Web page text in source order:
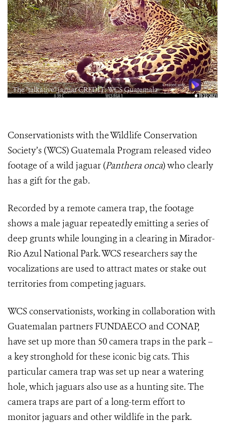
The "talkative" jaguar CREDIT: WCS Guatemala
Conservationists with the Wildlife Conservation
Society’s (WCS) Guatemala Program released video
footage of a wild jaguar (Panthera onca) who clearly
has a gift for the gab.
Recorded by a remote camera trap, the footage
shows a male jaguar repeatedly emitting a series of
deep grunts while lounging in a clearing in Mirador-
Rio Azul National Park. WCS researchers say the
vocalizations are used to attract mates or stake out
territories from competing jaguars.
WCS conservationists, working in collaboration with
Guatemalan partners FUNDAECO and CONAP,
have set up more than 50 camera traps in the park –
a key stronghold for these iconic big cats. This
particular camera trap was set up near a watering
hole, which jaguars also use as a hunting site. The
camera traps are part of a long-term effort to
monitor jaguars and other wildlife in the park.